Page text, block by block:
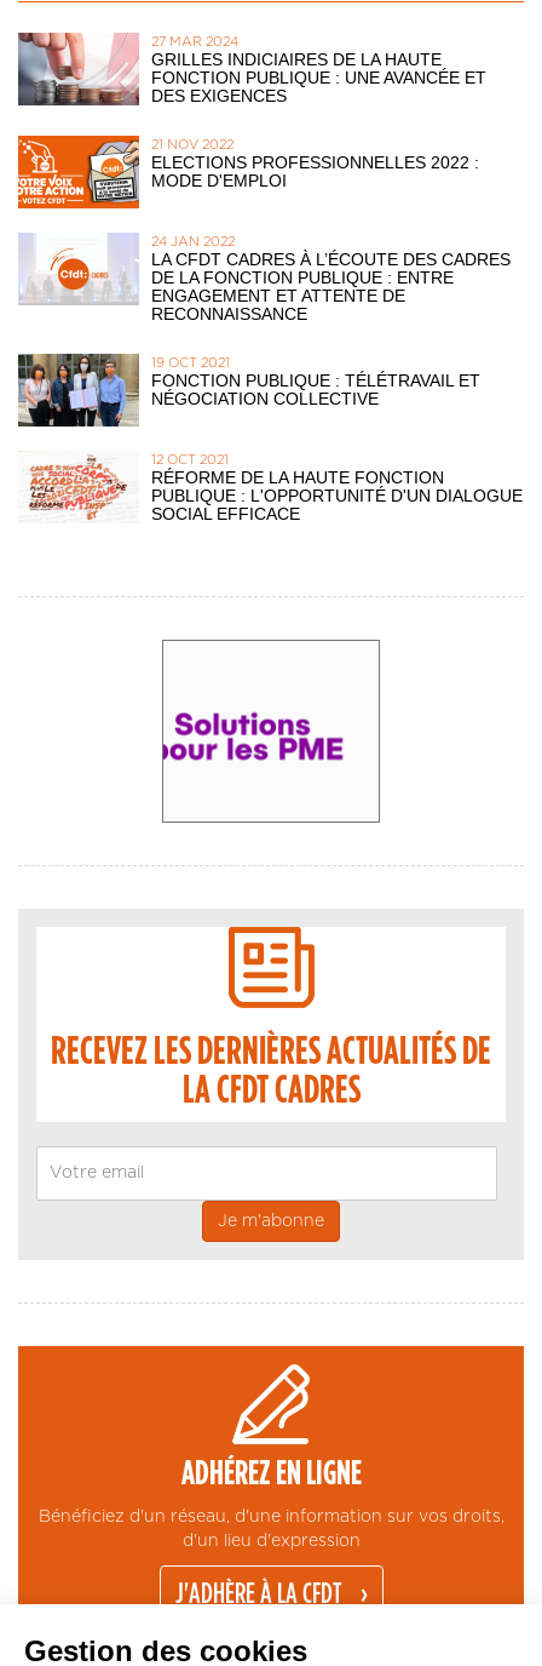
27 MAR 2024
GRILLES INDICIAIRES DE LA HAUTE
FONCTION PUBLIQUE : UNE AVANCÉE ET
DES EXIGENCES
21 NOV 2022
ELECTIONS PROFESSIONNELLES 2022 :
MODE D'EMPLOI
24 JAN 2022
LA CFDT CADRES À L’ÉCOUTE DES CADRES
DE LA FONCTION PUBLIQUE : ENTRE
ENGAGEMENT ET ATTENTE DE
RECONNAISSANCE
19 OCT 2021
FONCTION PUBLIQUE : TÉLÉTRAVAIL ET
NÉGOCIATION COLLECTIVE
12 OCT 2021
RÉFORME DE LA HAUTE FONCTION
PUBLIQUE : L'OPPORTUNITÉ D'UN DIALOGUE
SOCIAL EFFICACE
RECEVEZ LES DERNIÈRES ACTUALITÉS DE
LA CFDT CADRES
ADHÉREZ EN LIGNE
Bénéficiez d'un réseau, d'une information sur vos droits,
d'un lieu d'expression
J'ADHÈRE À LA CFDT
Gestion des cookies